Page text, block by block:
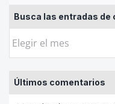
Busca las entradas de
Busca
entradas
de
Últimos comentarios